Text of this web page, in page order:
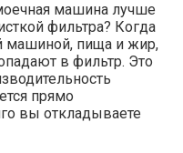
машина лучше
фильтра? Когда
машиной, пища и жир,
в фильтр. Это
прямо
вы откладываете